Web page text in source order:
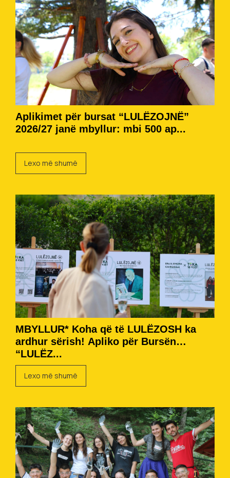
Aplikimet për bursat “LULËZOJNË”
2026/27 janë mbyllur: mbi 500 ap...
Lexo më shumë
MBYLLUR* Koha që të LULËZOSH ka
ardhur sërish! Apliko për Bursën
“LULËZ...
Lexo më shumë